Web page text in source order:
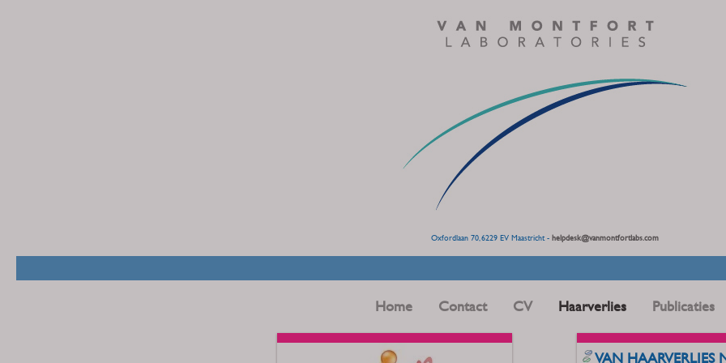
Oxfordlaan 70, 6229 EV Maastricht - helpdesk@vanmontfortlabs.com
Home Contact CV Haarverlies Publicaties
VAN HAARVERLIES